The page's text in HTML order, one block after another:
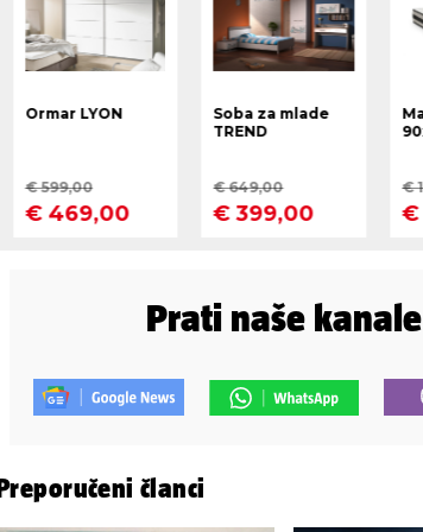
Prati naše kanale
Preporučeni članci